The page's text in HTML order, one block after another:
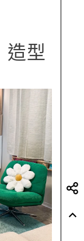
造型